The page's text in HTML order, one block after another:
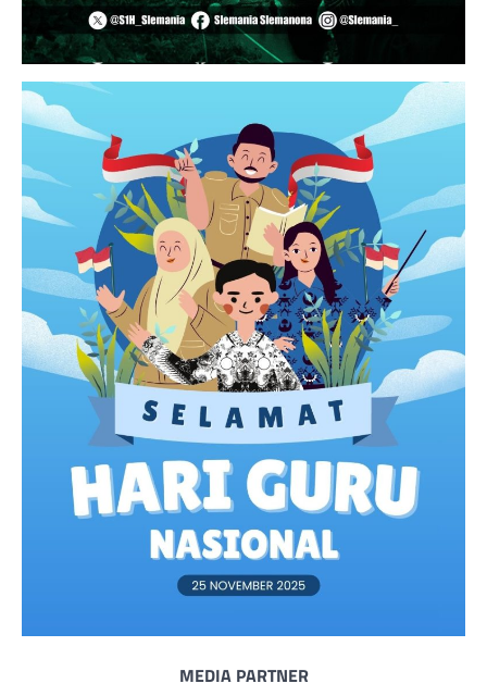
MEDIA PARTNER